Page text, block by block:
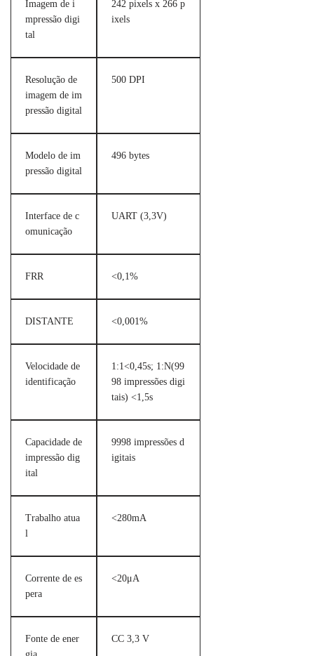
Imagem de i
mpressão digi
tal
242 pixels x 266 p
ixels
Resolução de
imagem de im
pressão digital
500 DPI
Modelo de im
pressão digital
496 bytes
Interface de c
omunicação
UART (3,3V)
FRR <0,1%
DISTANTE <0,001%
Velocidade de
identificação
1:1<0,45s; 1:N(99
98 impressões digi
tais) <1,5s
Capacidade de
impressão dig
ital
9998 impressões d
igitais
Trabalho atua
l
<280mA
Corrente de es
pera
<20μA
Fonte de ener
CC 3,3 V